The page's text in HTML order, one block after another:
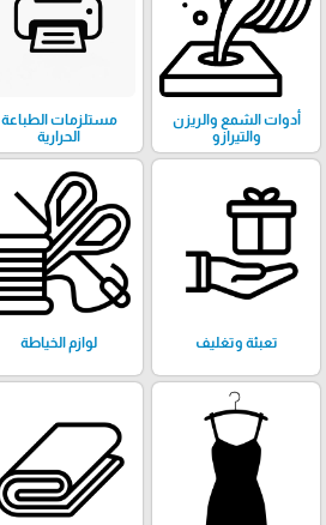
أدوات الشمع والريزن
والتيرازو
مستلزمات الطباعة
الحرارية
تعبئة وتغليف لوازم الخياطة